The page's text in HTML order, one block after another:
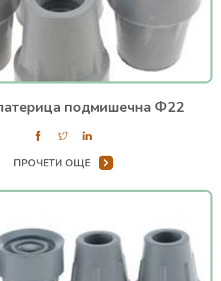
подмишечна Ф22
ПРОЧЕТИ ОЩЕ